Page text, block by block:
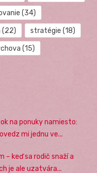
(34)
(22) stratégie (18)
(15)
na ponuky namiesto:
mi jednu ve...
– keď sa rodič snaží a
je ale uzatvára...